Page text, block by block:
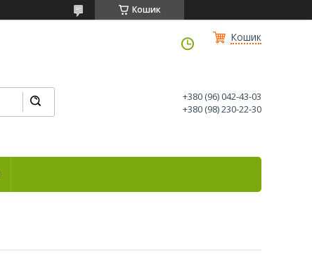
Кошик
Кошик
+380 (96) 042-43-03
+380 (98) 230-22-30